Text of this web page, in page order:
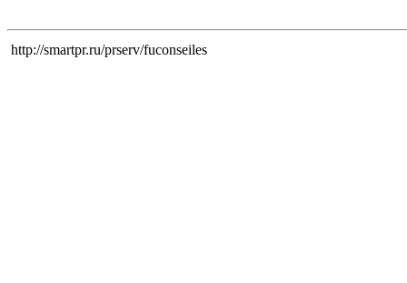
http://smartpr.ru/prserv/fuconseiles